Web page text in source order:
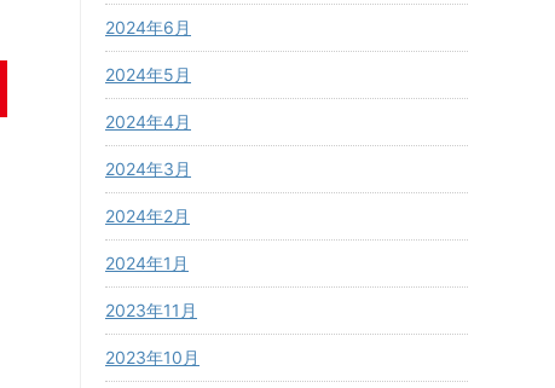
2024年6月
2024年5月
2024年4月
2024年3月
2024年2月
2024年1月
2023年11月
2023年10月